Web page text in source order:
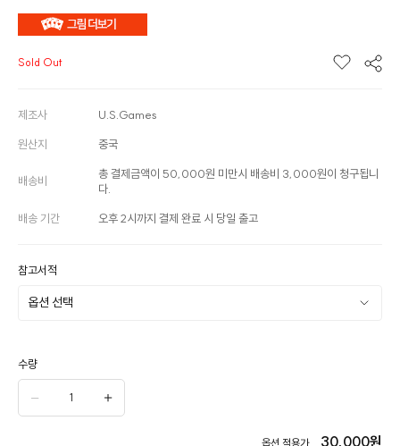
Sold Out
제조사 U.S.Games
원산지 중국
배송비
총 결제금액이 50,000원 미만시 배송비 3,000원이 청구됩니
다.
배송 기간 오후 2시까지 결제 완료 시 당일 출고
참고서적
수량
옵션 적용가 30,000원